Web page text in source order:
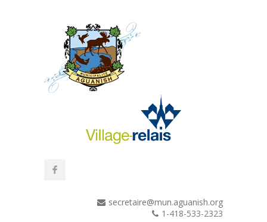
secretaire@mun.aguanish.org
1-418-533-2323